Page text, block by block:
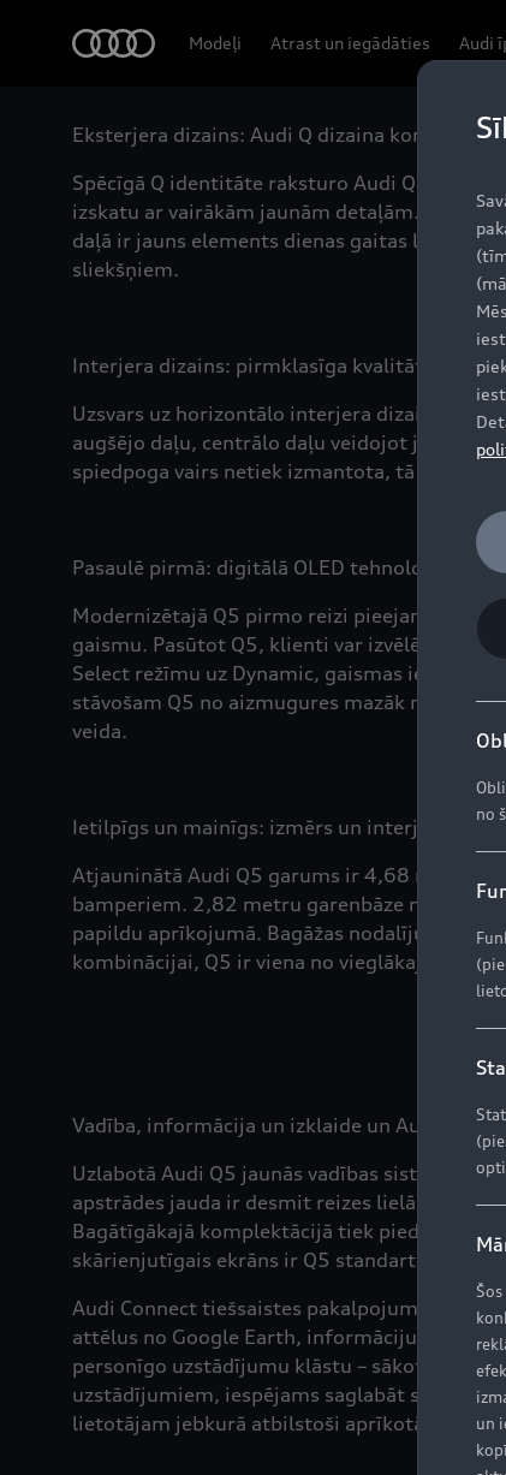
Modeļi Atrast un iegādāties Audi
Eksterjera dizains: Audi Q dizaina koncepts
Spēcīgā Q identitāte raksturo Audi Q5
izskatu ar vairākām jaunām detaļām.
daļā ir jauns elements dienas gaitas
sliekšņiem.
Interjera dizains: pirmklasīga kvalitāte
Uzsvars uz horizontālo interjera dizainu rada
augšējo daļu, centrālo daļu veidojot
spiedpoga vairs netiek izmantota, tā vietā
Pasaulē pirmā: digitālā OLED tehnoloģija
Modernizētajā Q5 pirmo reizi pieejama
gaismu. Pasūtot Q5, klienti var izvēlēties no
Select režīmu uz Dynamic, gaismas iegūst
stāvošam Q5 no aizmugures mazāk nekā
veida.
Ietilpīgs un mainīgs: izmērs un interjera
Atjauninātā Audi Q5 garums ir 4,68 metri,
bamperiem. 2,82 metru garenbāze
papildu aprīkojumā. Bagāžas nodalījuma
kombinācijai, Q5 ir viena no vieglākajām
Vadība, informācija un izklaide un Audi
Uzlabotā Audi Q5 jaunās vadības sistēmas
apstrādes jauda ir desmit reizes lielāka
Bagātīgākajā komplektācijā tiek piedāvāts
skārienjutīgais ekrāns ir Q5 standarta
Audi Connect tiešsaistes pakalpojumi
attēlus no Google Earth, informāciju par
personīgo uzstādījumu klāstu – sākot no
uzstādījumiem, iespējams saglabāt sešos
lietotājam jebkurā atbilstoši aprīkotā Audi.
no
un